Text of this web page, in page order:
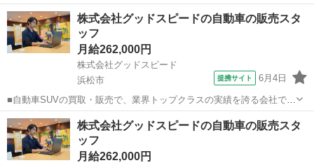
です。 主な業務は、 ■ゴルフバッグをカートへ積み降ろしする ■スタ
ート時間に合わせてスムーズにプレーが進むようご案内する など ま
た、スタート前にはコース...
静岡 御殿場市 その他
株式会社グッドスピードの自動車の販売スタ
ッフ
月給262,000円
株式会社グッドスピード
浜松市
提携サイト 6月4日
■自動車SUVの買取・販売で、業界トップクラスの実績を誇る会社で
す。 SUV・4WDを中心とした中古車の買取り・販売の営業総合職の募
集です！ ◇車両販売業務◇ 100％来客型営業職 スキルや適性にあわせ
て店舗での車の販売を...
静岡 浜松市 その他
株式会社グッドスピードの自動車の販売スタ
ッフ
月給262,000円